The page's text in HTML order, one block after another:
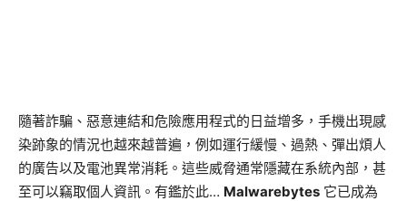
隨著詐騙、惡意連結和危險應用程式的日益增多，手機出現感
染跡象的情況也越來越普遍，例如運行緩慢、過熱、彈出煩人
的廣告以及電池異常消耗。這些威脅通常隱藏在系統內部，甚
至可以竊取個人資訊。有鑑於此… Malwarebytes 它已成為